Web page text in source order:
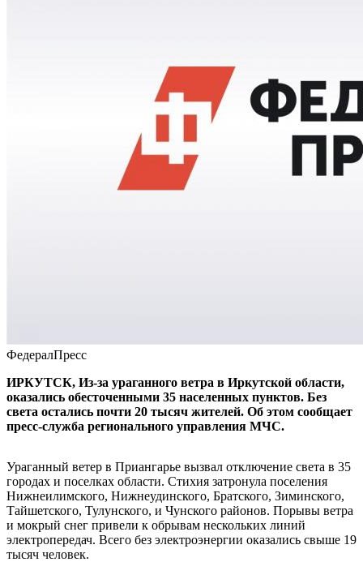
ФедералПресс
ИРКУТСК, Из-за ураганного ветра в Иркутской области,
оказались обесточенными 35 населенных пунктов. Без
света остались почти 20 тысяч жителей. Об этом сообщает
пресс-служба регионального управления МЧС.
Ураганный ветер в Приангарье вызвал отключение света в 35
городах и поселках области. Стихия затронула поселения
Нижнеилимского, Нижнеудинского, Братского, Зиминского,
Тайшетского, Тулунского, и Чунского районов. Порывы ветра
и мокрый снег привели к обрывам нескольких линий
электропередач. Всего без электроэнергии оказались свыше 19
тысяч человек.